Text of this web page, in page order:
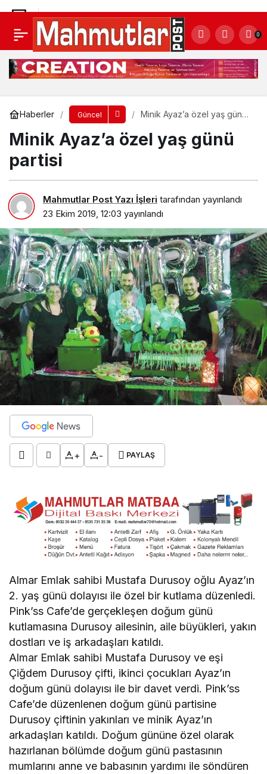
0
Haberler Güncel
Minik Ayaz’a özel yaş günü
Minik Ayaz’a özel yaş günü
partisi
Mahmutlar Post Yazı İşleri tarafından yayınlandı
23 Ekim 2019, 12:03 yayınlandı
+ - PAYLAŞ
Almar Emlak sahibi Mustafa Durusoy oğlu Ayaz’ın
2. yaş günü dolayısı ile özel bir kutlama düzenledi.
Pink’ss Cafe’de gerçekleşen doğum günü
kutlamasına Durusoy ailesinin, aile büyükleri, yakın
dostları ve iş arkadaşları katıldı.
Almar Emlak sahibi Mustafa Durusoy ve eşi
Çiğdem Durusoy çifti, ikinci çocukları Ayaz’ın
doğum günü dolayısı ile bir davet verdi. Pink’ss
Cafe’de düzenlenen doğum günü partisine
Durusoy çiftinin yakınları ve minik Ayaz’ın
arkadaşları katıldı. Doğum gününe özel olarak
hazırlanan bölümde doğum günü pastasının
mumlarını anne ve babasının yardımı ile söndüren
ASAT artık E-Devlet’te
Yorum Yap Paylaş